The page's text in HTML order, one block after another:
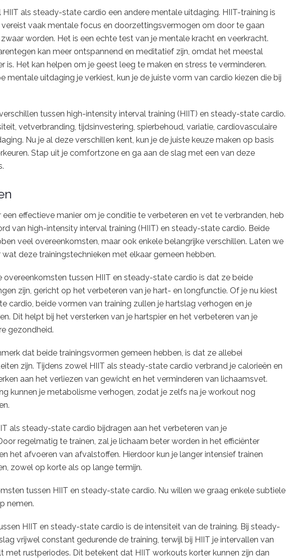
als steady-state cardio een andere mentale uitdaging. HIIT-training is
vereist vaak mentale focus en doorzettingsvermogen om door te gaan
worden. Het is een echte test van je mentale kracht en veerkracht.
kan meer ontspannend en meditatief zijn, omdat het meestal
is. Het kan helpen om je geest leeg te maken en stress te verminderen.
mentale uitdaging je verkiest, kun je de juiste vorm van cardio kiezen die bij
tussen high-intensity interval training (HIIT) en steady-state cardio.
vetverbranding, tijdsinvestering, spierbehoud, variatie, cardiovasculaire
Nu je al deze verschillen kent, kun je de juiste keuze maken op basis
Stap uit je comfortzone en ga aan de slag met een van deze
effectieve manier om je conditie te verbeteren en vet te verbranden, heb
van high-intensity interval training (HIIT) en steady-state cardio. Beide
veel overeenkomsten, maar ook enkele belangrijke verschillen. Laten we
wat deze trainingstechnieken met elkaar gemeen hebben.
overeenkomsten tussen HIIT en steady-state cardio is dat ze beide
zijn, gericht op het verbeteren van je hart- en longfunctie. Of je nu kiest
cardio, beide vormen van training zullen je hartslag verhogen en je
Dit helpt bij het versterken van je hartspier en het verbeteren van je
gezondheid.
dat beide trainingsvormen gemeen hebben, is dat ze allebei
zijn. Tijdens zowel HIIT als steady-state cardio verbrand je calorieën en
aan het verliezen van gewicht en het verminderen van lichaamsvet.
kunnen je metabolisme verhogen, zodat je zelfs na je workout nog
als steady-state cardio bijdragen aan het verbeteren van je
regelmatig te trainen, zal je lichaam beter worden in het efficiënter
het afvoeren van afvalstoffen. Hierdoor kun je langer intensief trainen
zowel op korte als op lange termijn.
tussen HIIT en steady-state cardio. Nu willen we graag enkele subtiele
nemen.
HIIT en steady-state cardio is de intensiteit van de training. Bij steady-
vrijwel constant gedurende de training, terwijl bij HIIT je intervallen van
met rustperiodes. Dit betekent dat HIIT workouts korter kunnen zijn dan